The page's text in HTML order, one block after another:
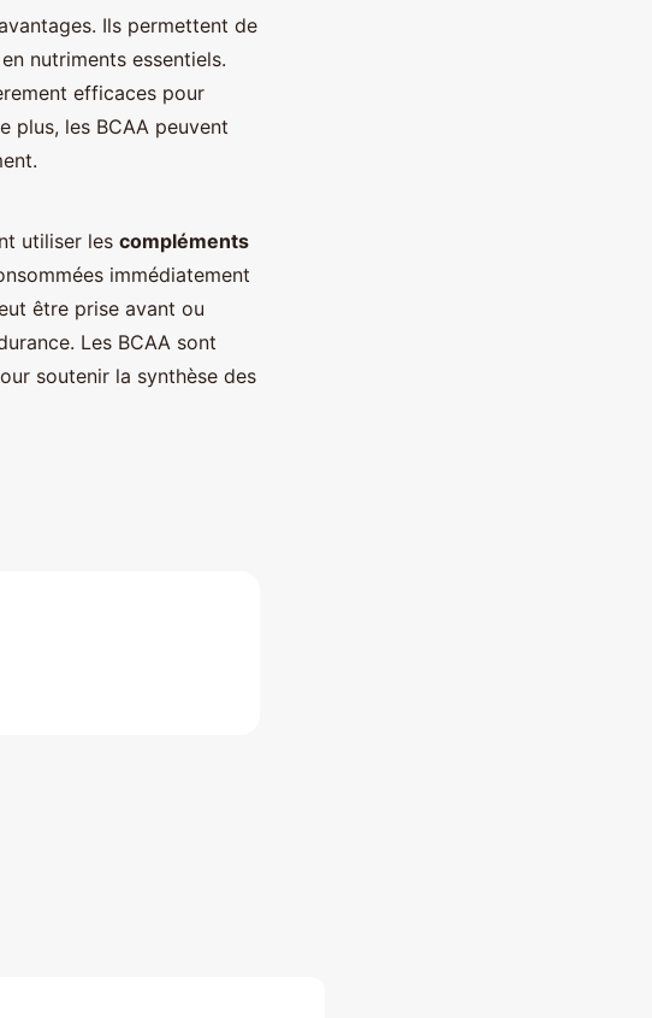
Ils permettent de
nutriments essentiels.
efficaces pour
plus, les BCAA peuvent
utiliser les compléments
immédiatement
être prise avant ou
Les BCAA sont
soutenir la synthèse des